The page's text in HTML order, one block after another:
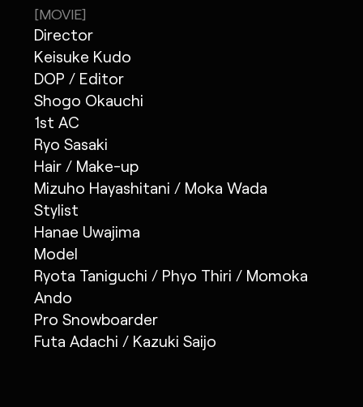
[MOVIE]
Director
Keisuke Kudo
DOP / Editor
Shogo Okauchi
1st AC
Ryo Sasaki
Hair / Make-up
Mizuho Hayashitani / Moka Wada
Stylist
Hanae Uwajima
Model
Ryota Taniguchi / Phyo Thiri / Momoka
Ando
Pro Snowboarder
Futa Adachi / Kazuki Saijo